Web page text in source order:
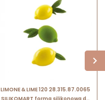
LIMONE & LIME 120 28.315.87.0065